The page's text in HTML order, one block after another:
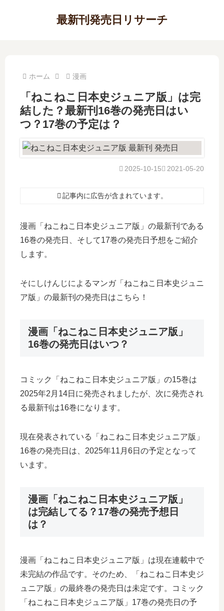
最新刊発売日リサーチ
ホーム 漫画
「ねこねこ日本史ジュニア版」は完
結した？最新刊16巻の発売日はい
つ？17巻の予定は？
2021-05-20
2025-10-15
記事内に広告が含まれています。
漫画「ねこねこ日本史ジュニア版」の最新刊である
16巻の発売日、そして17巻の発売日予想をご紹介
します。
そにしけんじによるマンガ「ねこねこ日本史ジュニ
ア版」の最新刊の発売日はこちら！
漫画「ねこねこ日本史ジュニア版」
16巻の発売日はいつ？
コミック「ねこねこ日本史ジュニア版」の15巻は
2025年2月14日に発売されましたが、次に発売され
る最新刊は16巻になります。
現在発表されている「ねこねこ日本史ジュニア版」
16巻の発売日は、2025年11月6日の予定となって
います。
漫画「ねこねこ日本史ジュニア版」
は完結してる？17巻の発売予想日
は？
漫画「ねこねこ日本史ジュニア版」は現在連載中で
未完結の作品です。そのため、「ねこねこ日本史ジ
ュニア版」の最終巻の発売日は未定です。コミック
「ねこねこ日本史ジュニア版」17巻の発売日の予